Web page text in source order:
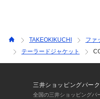
【仕様】
・ポケット数：前×2 胸元×1
－ BRAND CONCEPT －
TAKEOKIKUCHI ファ
テーラードジャケット
三井ショッピングパー
全国の三井ショッピングパ